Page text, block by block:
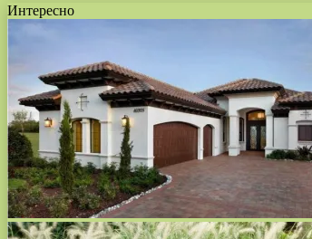
Интересно